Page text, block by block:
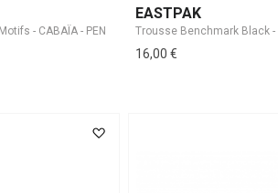
EASTPAK
Trousse Benchmark Black -
16,00 €